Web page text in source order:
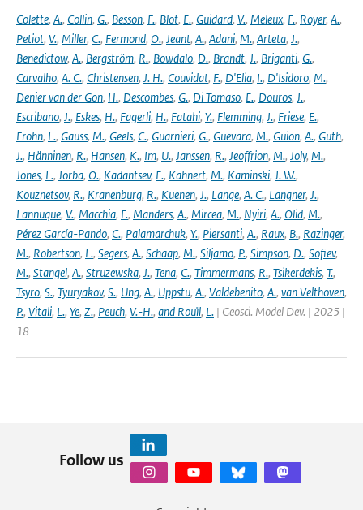
Colette, A., Collin, G., Besson, F., Blot, E., Guidard, V., Meleux, F., Royer, A.,
Petiot, V., Miller, C., Fermond, O., Jeant, A., Adani, M., Arteta, J.,
Benedictow, A., Bergström, R., Bowdalo, D., Brandt, J., Briganti, G.,
Carvalho, A. C., Christensen, J. H., Couvidat, F., D'Elia, I., D'Isidoro, M.,
Denier van der Gon, H., Descombes, G., Di Tomaso, E., Douros, J.,
Escribano, J., Eskes, H., Fagerli, H., Fatahi, Y., Flemming, J., Friese, E.,
Frohn, L., Gauss, M., Geels, C., Guarnieri, G., Guevara, M., Guion, A., Guth,
J., Hänninen, R., Hansen, K., Im, U., Janssen, R., Jeoffrion, M., Joly, M.,
Jones, L., Jorba, O., Kadantsev, E., Kahnert, M., Kaminski, J. W.,
Kouznetsov, R., Kranenburg, R., Kuenen, J., Lange, A. C., Langner, J.,
Lannuque, V., Macchia, F., Manders, A., Mircea, M., Nyiri, A., Olid, M.,
Pérez García-Pando, C., Palamarchuk, Y., Piersanti, A., Raux, B., Razinger,
M., Robertson, L., Segers, A., Schaap, M., Siljamo, P., Simpson, D., Sofiev,
M., Stangel, A., Struzewska, J., Tena, C., Timmermans, R., Tsikerdekis, T.,
Tsyro, S., Tyuryakov, S., Ung, A., Uppstu, A., Valdebenito, A., van Velthoven,
P., Vitali, L., Ye, Z., Peuch, V.-H., and Rouïl, L. | Geosci. Model Dev. | 2025 |
18
Follow us